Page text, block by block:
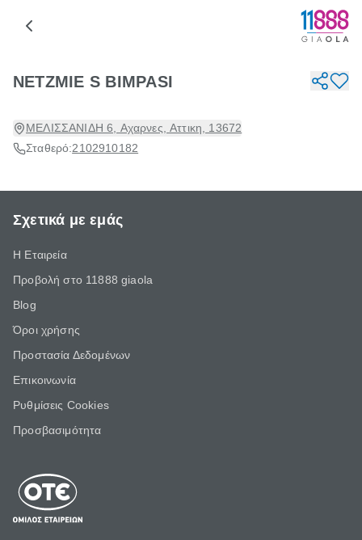
NETZMIE S BIMPASI
ΜΕΛΙΣΣΑΝΙΔΗ 6, Αχαρνες, Αττικη, 13672
Σταθερό:2102910182
Σχετικά με εμάς
Η Εταιρεία
Προβολή στο 11888 giaola
Blog
Όροι χρήσης
Προστασία Δεδομένων
Επικοινωνία
Ρυθμίσεις Cookies
Προσβασιμότητα